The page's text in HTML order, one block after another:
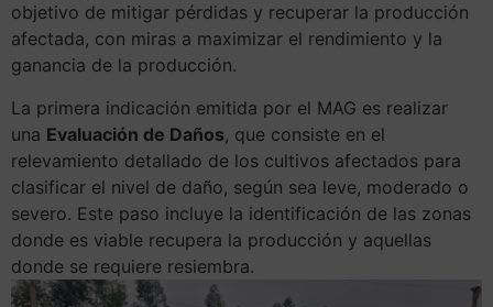
objetivo de mitigar pérdidas y recuperar la producción
afectada, con miras a maximizar el rendimiento y la
ganancia de la producción.
La primera indicación emitida por el MAG es realizar
una Evaluación de Daños, que consiste en el
relevamiento detallado de los cultivos afectados para
clasificar el nivel de daño, según sea leve, moderado o
severo. Este paso incluye la identificación de las zonas
donde es viable recupera la producción y aquellas
donde se requiere resiembra.